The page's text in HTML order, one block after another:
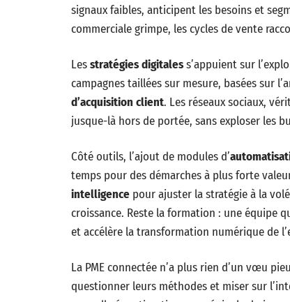
signaux faibles, anticipent les besoins et
commerciale grimpe, les cycles de vente
Lesstratégies digitaless’appuient sur
campagnes taillées sur mesure, basées sur
d’acquisition client. Les réseaux sociaux,
jusque-là hors de portée, sans exploser les
Côté outils, l’ajout de modules d’
temps pour des démarches à plus forte
intelligence pour ajuster la stratégie à la
croissance. Reste la formation : une équipe
et accélère la transformation numérique de
La PME connectée n’a plus rien d’un vœu
questionner leurs méthodes et miser sur